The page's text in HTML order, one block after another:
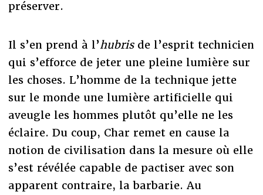
préserver.
Il s’en prend à l’hubrisde l’esprit technicien
qui s’efforce de jeter une pleine lumière sur
les choses. L’homme de la technique jette
sur le monde une lumière artificielle qui
aveugle les hommes plutôt qu’elle ne les
éclaire. Du coup, Char remet en cause la
notion de civilisation dans la mesure où elle
s’est révélée capable de pactiser avec son
apparent contraire, la barbarie. Au